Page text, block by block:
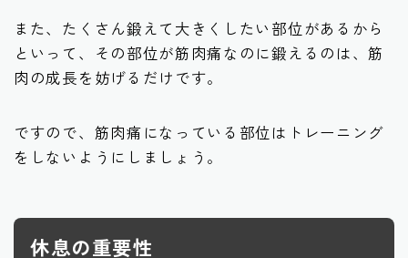
また、たくさん鍛えて大きくしたい部位があるから
といって、その部位が筋肉痛なのに鍛えるのは、筋
肉の成長を妨げるだけです。
ですので、筋肉痛になっている部位はトレーニング
をしないようにしましょう。
休息の重要性